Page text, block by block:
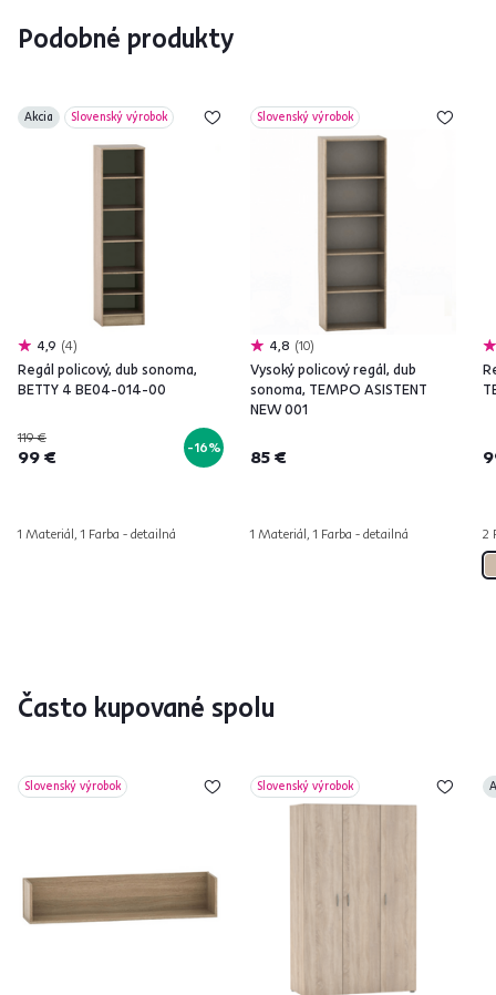
Podobné produkty
Akcia Slovenský výrobok
4,9 4
Regál policový, dub sonoma,
BETTY 4 BE04-014-00
119 €
99 € -16%
1 Materiál, 1 Farba - detailná
Slovenský výrobok
4,8 10
Vysoký policový regál, dub
sonoma, TEMPO ASISTENT
NEW 001
85 €
1 Materiál, 1 Farba - detailná 2
Často kupované spolu
Slovenský výrobok Slovenský výrobok